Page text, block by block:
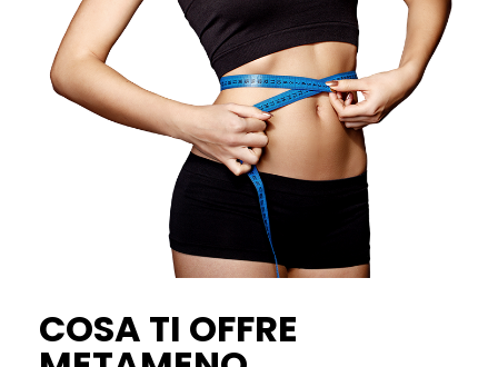
COSA TI OFFRE